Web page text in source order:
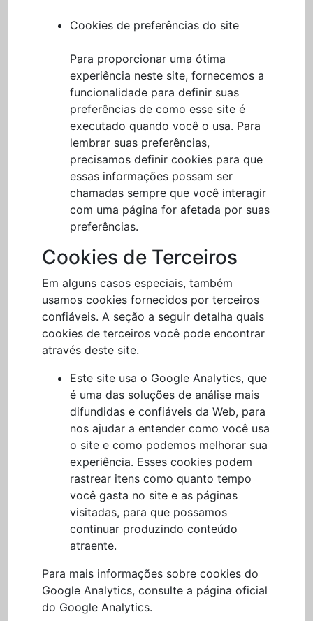
Cookies de preferências do site
Para proporcionar uma ótima
experiência neste site, fornecemos a
funcionalidade para definir suas
preferências de como esse site é
executado quando você o usa. Para
lembrar suas preferências,
precisamos definir cookies para que
essas informações possam ser
chamadas sempre que você interagir
com uma página for afetada por suas
preferências.
Cookies de Terceiros
Em alguns casos especiais, também
usamos cookies fornecidos por terceiros
confiáveis. A seção a seguir detalha quais
cookies de terceiros você pode encontrar
através deste site.
Este site usa o Google Analytics, que
é uma das soluções de análise mais
difundidas e confiáveis da Web, para
nos ajudar a entender como você usa
o site e como podemos melhorar sua
experiência. Esses cookies podem
rastrear itens como quanto tempo
você gasta no site e as páginas
visitadas, para que possamos
continuar produzindo conteúdo
atraente.
Para mais informações sobre cookies do
Google Analytics, consulte a página oficial
do Google Analytics.